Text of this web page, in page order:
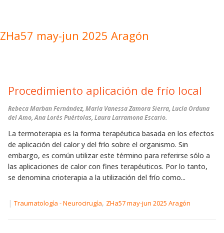
ZHa57 may-jun 2025 Aragón
Procedimiento aplicación de frío local
Rebeca Marban Fernández, María Vanessa Zamora Sierra, Lucía Orduna
del Amo, Ana Lorés Puértolas, Laura Larramona Escario.
La termoterapia es la forma terapéutica basada en los efectos
de aplicación del calor y del frío sobre el organismo. Sin
embargo, es común utilizar este término para referirse sólo a
las aplicaciones de calor con fines terapéuticos. Por lo tanto,
se denomina crioterapia a la utilización del frío como...
| Traumatología - Neurocirugía, ZHa57 may-jun 2025 Aragón